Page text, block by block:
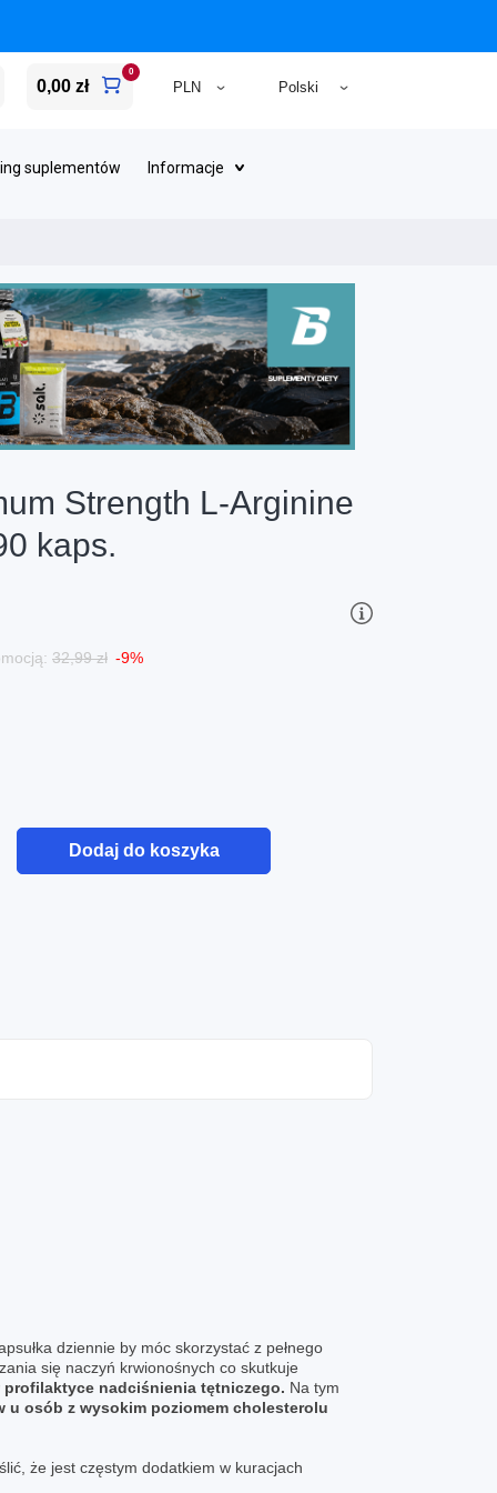
0,00 zł
0
suplementów Informacje
Strength L-Arginine
kaps.
32,99 zł -9%
Dodaj do koszyka
dziennie by móc skorzystać z pełnego
się naczyń krwionośnych co skutkuje
profilaktyce nadciśnienia tętniczego. Na tym
u osób z wysokim poziomem cholesterolu
że jest częstym dodatkiem w kuracjach